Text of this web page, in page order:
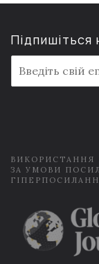
Підпишіться
m
a
ВИКОРИСТАННЯ
ЗА УМОВИ